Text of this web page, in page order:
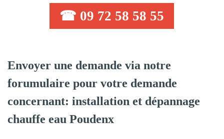
☎ 09 72 58 58 55
Envoyer une demande via notre
forumulaire pour votre demande
concernant: installation et dépannage
chauffe eau Poudenx